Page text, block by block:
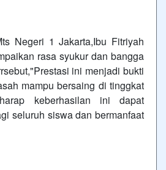
1 Jakarta,Ibu Fitriyah
rasa syukur dan bangga
ini menjadi bukti
mampu bersaing di tinggkat
keberhasilan ini dapat
seluruh siswa dan bermanfaat